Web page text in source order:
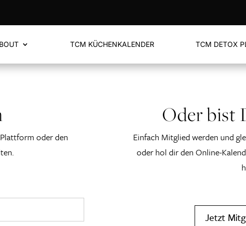
TCM KÜCHENKALENDER TCM DETOX
oder den
Oder bist
Einfach Mitglied werden und
oder hol dir den Online-
Jetzt